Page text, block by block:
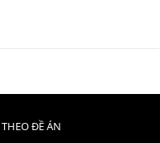
ĐỀ ÁN